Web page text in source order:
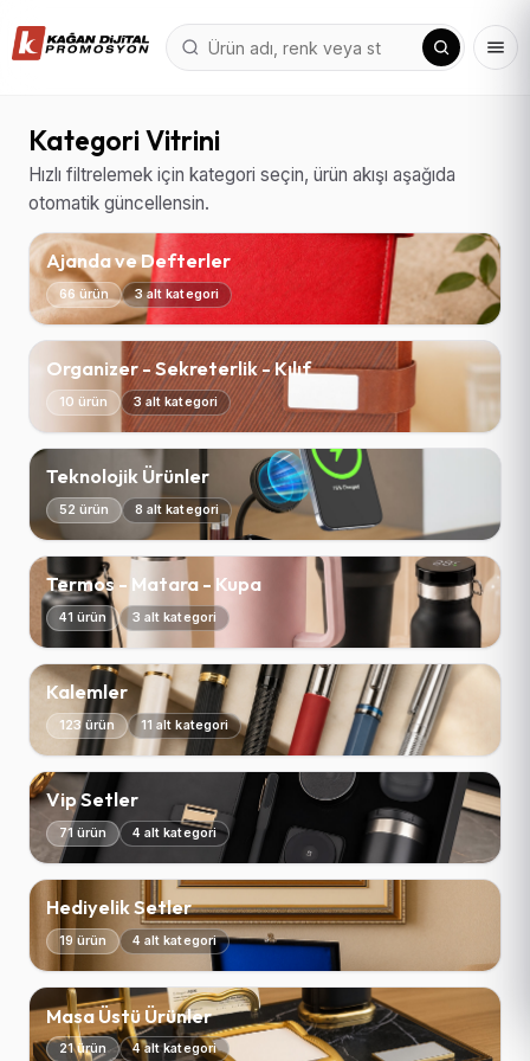
Kategori Vitrini
Hızlı filtrelemek için kategori seçin, ürün akışı aşağıda
otomatik güncellensin.
Ajanda ve Defterler
66 ürün 3 alt kategori
Organizer - Sekreterlik - Kılıf
10 ürün 3 alt kategori
Teknolojik Ürünler
52 ürün 8 alt kategori
Termos - Matara - Kupa
41 ürün 3 alt kategori
Kalemler
123 ürün 11 alt kategori
Vip Setler
71 ürün 4 alt kategori
Hediyelik Setler
19 ürün 4 alt kategori
Masa Üstü Ürünler
21 ürün 4 alt kategori